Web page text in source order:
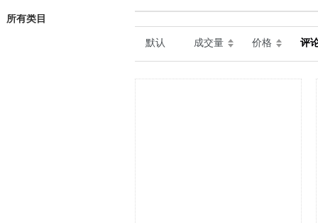
所有类目
默认 成交量 价格 评